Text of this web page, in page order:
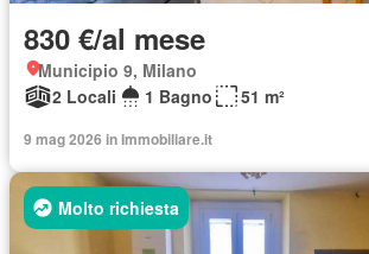
830 €/al mese
Municipio 9, Milano
2 Locali
1 Bagno 51 m²
9 mag 2026 in Immobiliare.it
Molto richiesta